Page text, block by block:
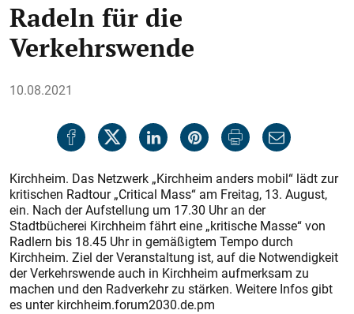
Radeln für die
Verkehrswende
10.08.2021
Kirchheim. Das Netzwerk „Kirchheim anders mobil“ lädt zur
kritischen Radtour „Critical Mass“ am Freitag, 13. August,
ein. Nach der Aufstellung um 17.30 Uhr an der
Stadtbücherei Kirchheim fährt eine „kritische Masse“ von
Radlern bis 18.45 Uhr in gemäßigtem Tempo durch
Kirchheim. Ziel der Veranstaltung ist, auf die Notwendigkeit
der Verkehrswende auch in Kirchheim aufmerksam zu
machen und den Radverkehr zu stärken. Weitere Infos gibt
es unter kirchheim.forum2030.de.pm